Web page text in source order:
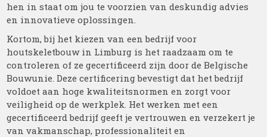
hen in staat om jou te voorzien van deskundig advies
en innovatieve oplossingen.
Kortom, bij het kiezen van een bedrijf voor
houtskeletbouw in Limburg is het raadzaam om te
controleren of ze gecertificeerd zijn door de Belgische
Bouwunie. Deze certificering bevestigt dat het bedrijf
voldoet aan hoge kwaliteitsnormen en zorgt voor
veiligheid op de werkplek. Het werken met een
gecertificeerd bedrijf geeft je vertrouwen en verzekert je
van vakmanschap, professionaliteit en